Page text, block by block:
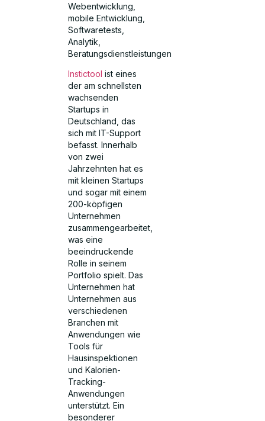
Webentwicklung,
mobile Entwicklung,
Softwaretests,
Analytik,
Beratungsdienstleistungen
Instictool ist eines
der am schnellsten
wachsenden
Startups in
Deutschland, das
sich mit IT-Support
befasst. Innerhalb
von zwei
Jahrzehnten hat es
mit kleinen Startups
und sogar mit einem
200-köpfigen
Unternehmen
zusammengearbeitet,
was eine
beeindruckende
Rolle in seinem
Portfolio spielt. Das
Unternehmen hat
Unternehmen aus
verschiedenen
Branchen mit
Anwendungen wie
Tools für
Hausinspektionen
und Kalorien-
Tracking-
Anwendungen
unterstützt. Ein
besonderer